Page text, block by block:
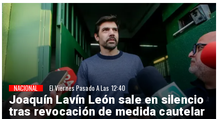
Joaquín Lavín León sale en silencio
tras revocación de medida cautelar
NACIONAL El Viernes Pasado A Las 12:40